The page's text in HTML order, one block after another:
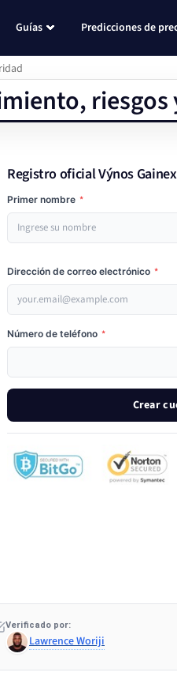
Guías Predicciones de
Registro oficial Výnos Gainex
Primer nombre *
Dirección de correo electrónico *
Número de teléfono *
Crear
Verificado por:
Lawrence Woriji